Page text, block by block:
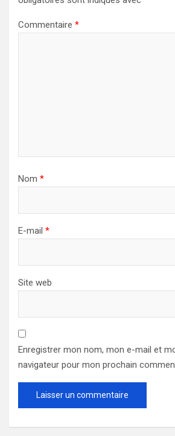
Commentaire *
Nom *
E-mail *
Site web
Enregistrer mon nom, mon e-mail et
navigateur pour mon prochain